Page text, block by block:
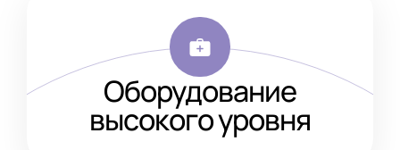
Оборудование
высокого уровня